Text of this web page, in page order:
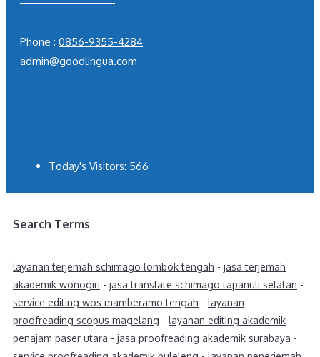
Phone : 0856-9355-4284
admin@goodlingua.com
Today's Visitors: 566
Search Terms
layanan terjemah schimago lombok tengah - jasa terjemah
akademik wonogiri - jasa translate schimago tapanuli selatan -
service editing wos mamberamo tengah - layanan
proofreading scopus magelang - layanan editing akademik
penajam paser utara - jasa proofreading akademik surabaya -